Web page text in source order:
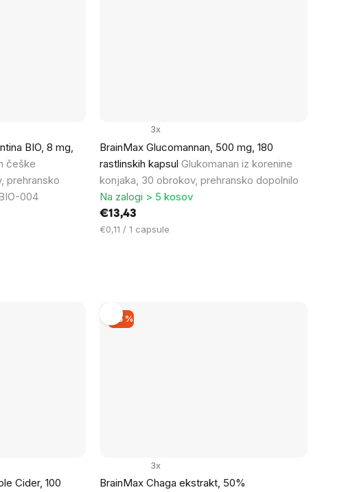
BIO, 8 mg,
češke
prehransko
004
BrainMax Glucomannan, 500 mg, 180
rastlinskih kapsul Glukomanan iz korenine
konjaka, 30 obrokov, prehransko dopolnilo
3x
Na zalogi > 5 kosov
€13,43
Cena
€0,11 / 1 capsule
Cider, 100
–15 %
BrainMax Chaga ekstrakt, 50%
3x